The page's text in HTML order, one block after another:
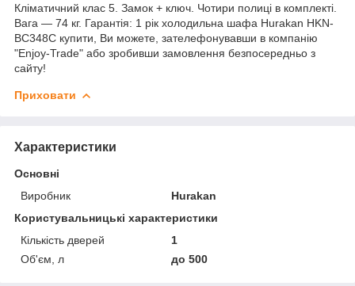
Кліматичний клас 5. Замок + ключ. Чотири полиці в комплекті.
Вага — 74 кг. Гарантія: 1 рік холодильна шафа Hurakan HKN-
BC348C купити, Ви можете, зателефонувавши в компанію
"Enjoy-Trade" або зробивши замовлення безпосередньо з
сайту!
Приховати
Характеристики
Основні
Виробник
Hurakan
Користувальницькі характеристики
Кількість дверей
1
Об'єм, л
до 500